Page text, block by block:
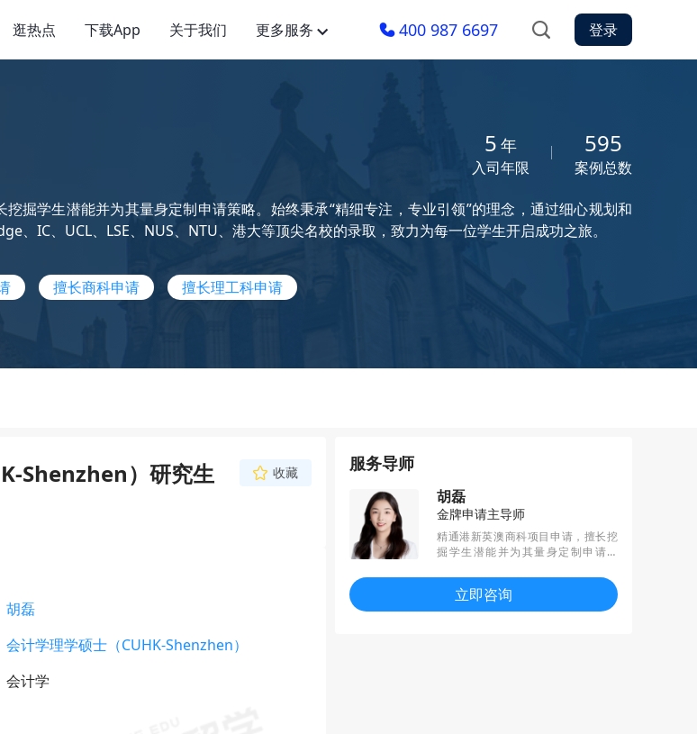
逛热点 下载App 关于我们 更多服务 400 987 6697 登录
5 年
入司年限
595
案例总数
掘学生潜能并为其量身定制申请策略。始终秉承“精细专注，专业引领”的理念，通过细心规划和
、IC、UCL、LSE、NUS、NTU、港大等顶尖名校的录取，致力为每一位学生开启成功之旅。
擅长商科申请 擅长理工科申请
Shenzhen）研究生
收藏
胡磊
会计学理学硕士（CUHK-Shenzhen）
会计学
服务导师
胡磊
金牌申请主导师
精通港新英澳商科项目申请，擅长挖
掘学生潜能并为其量身定制申请策
理念，通过细心规划和高效执行，已
帮助多名学生获得Cambridge、IC、
UCL、LSE、NUS、NTU、港大等顶尖
立即咨询